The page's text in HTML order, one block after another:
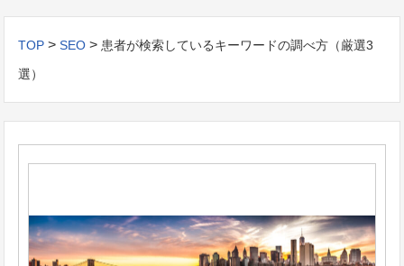
TOP >SEO > 患者が検索しているキーワードの調べ方（厳選3
選）